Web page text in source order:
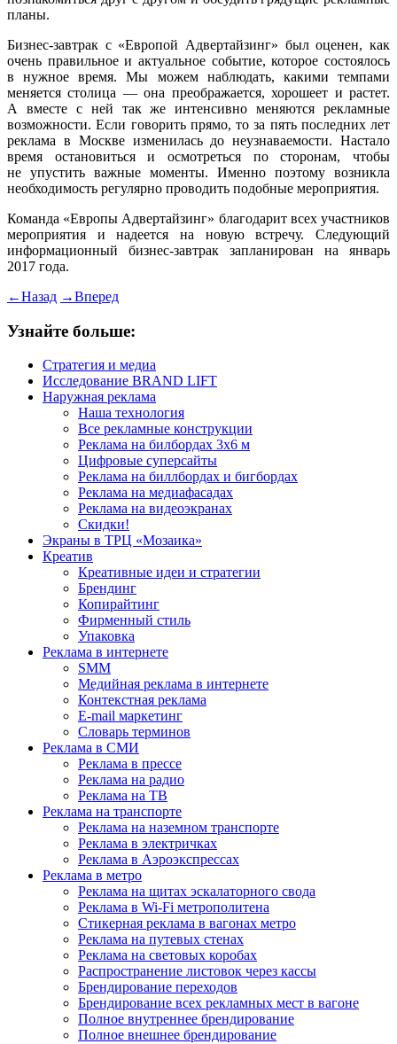
планы.
Бизнес-завтрак с «Европой Адвертайзинг» был оценен, как
очень правильное и актуальное событие, которое состоялось
в нужное время. Мы можем наблюдать, какими темпами
меняется столица — она преображается, хорошеет и растет.
А вместе с ней так же интенсивно меняются рекламные
возможности. Если говорить прямо, то за пять последних лет
реклама в Москве изменилась до неузнаваемости. Настало
время остановиться и осмотреться по сторонам, чтобы
не упустить важные моменты. Именно поэтому возникла
необходимость регулярно проводить подобные мероприятия.
Команда «Европы Адвертайзинг» благодарит всех участников
мероприятия и надеется на новую встречу. Следующий
информационный бизнес-завтрак запланирован на январь
2017 года.
←Назад →Вперед
Узнайте больше:
Стратегия и медиа
Исследование BRAND LIFT
Наружная реклама
Наша технология
Все рекламные конструкции
Реклама на билбордах 3х6 м
Цифровые суперсайты
Реклама на биллбордах и бигбордах
Реклама на медиафасадах
Реклама на видеоэкранах
Скидки!
Экраны в ТРЦ «Мозаика»
Креатив
Креативные идеи и стратегии
Брендинг
Копирайтинг
Фирменный стиль
Упаковка
Реклама в интернете
SMM
Медийная реклама в интернете
Контекстная реклама
E-mail маркетинг
Словарь терминов
Реклама в СМИ
Реклама в прессе
Реклама на радио
Реклама на ТВ
Реклама на транспорте
Реклама на наземном транспорте
Реклама в электричках
Реклама в Аэроэкспрессах
Реклама в метро
Реклама на щитах эскалаторного свода
Реклама в Wi-Fi метрополитена
Стикерная реклама в вагонах метро
Реклама на путевых стенах
Реклама на световых коробах
Распространение листовок через кассы
Брендирование переходов
Брендирование всех рекламных мест в вагоне
Полное внутреннее брендирование
Полное внешнее брендирование